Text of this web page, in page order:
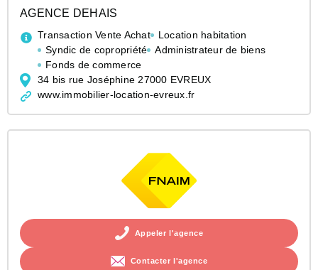
AGENCE DEHAIS
Transaction Vente Achat
Location habitation
Syndic de copropriété
Administrateur de biens
Fonds de commerce
34 bis rue Joséphine 27000 EVREUX
www.immobilier-location-evreux.fr
Appeler l'agence
Contacter l'agence